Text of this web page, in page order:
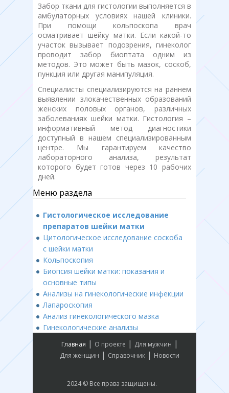
Забор ткани для гистологии выполняется в
амбулаторных условиях нашей клиники.
При помощи кольпоскопа врач
осматривает шейку матки. Если какой-то
участок вызывает подозрения, гинеколог
проводит забор биоптата одним из
методов. Это может быть мазок, соскоб,
пункция или другая манипуляция.
Специалисты специализируются на раннем
выявлении злокачественных образований
женских половых органов, различных
заболеваниях шейки матки. Гистология –
информативный метод диагностики
доступный в нашем специализированным
центре. Мы гарантируем качество
лабораторного анализа, результат
которого будет готов через 10 рабочих
дней.
Меню раздела
Гистологическое исследование
препаратов шейки матки
Цитологическое исследование соскоба
с шейки матки
Кольпоскопия
Биопсия шейки матки: показания и
основные типы
Анализы на гинекологические инфекции
Лапароскопия
Анализ гинекологического мазка
Гинекологические анализы
Главная | О проекте | Для мужчин |
Для женщин | Справочник | Новости
2024 © Все права защищены.